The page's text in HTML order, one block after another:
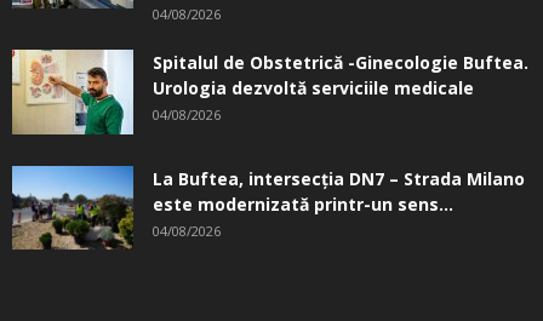
04/08/2026
Spitalul de Obstetrică -Ginecologie Buftea.
Urologia dezvoltă serviciile medicale
04/08/2026
La Buftea, intersecţia DN7 – Strada Milano
este modernizată printr-un sens...
04/08/2026